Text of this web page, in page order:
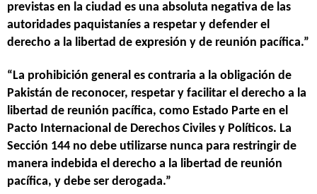
previstas en la ciudad es una absoluta negativa de las
autoridades paquistaníes a respetar y defender el
derecho a la libertad de expresión y de reunión pacífica.”
“La prohibición general es contraria a la obligación de
Pakistán de reconocer, respetar y facilitar el derecho a la
libertad de reunión pacífica, como Estado Parte en el
Pacto Internacional de Derechos Civiles y Políticos. La
Sección 144 no debe utilizarse nunca para restringir de
manera indebida el derecho a la libertad de reunión
pacífica, y debe ser derogada.”